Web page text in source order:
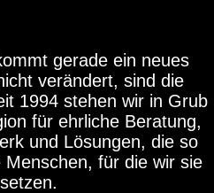
gerade ein neues
verändert, sind die
1994 stehen wir in Grub
für ehrliche Beratung,
und Lösungen, die so
Menschen, für die wir sie